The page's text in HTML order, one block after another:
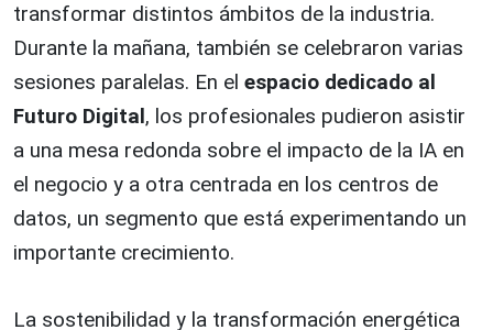
transformar distintos ámbitos de la industria.
Durante la mañana, también se celebraron varias
sesiones paralelas. En el espacio dedicado al
Futuro Digital, los profesionales pudieron asistir
a una mesa redonda sobre el impacto de la IA en
el negocio y a otra centrada en los centros de
datos, un segmento que está experimentando un
importante crecimiento.
La sostenibilidad y la transformación energética